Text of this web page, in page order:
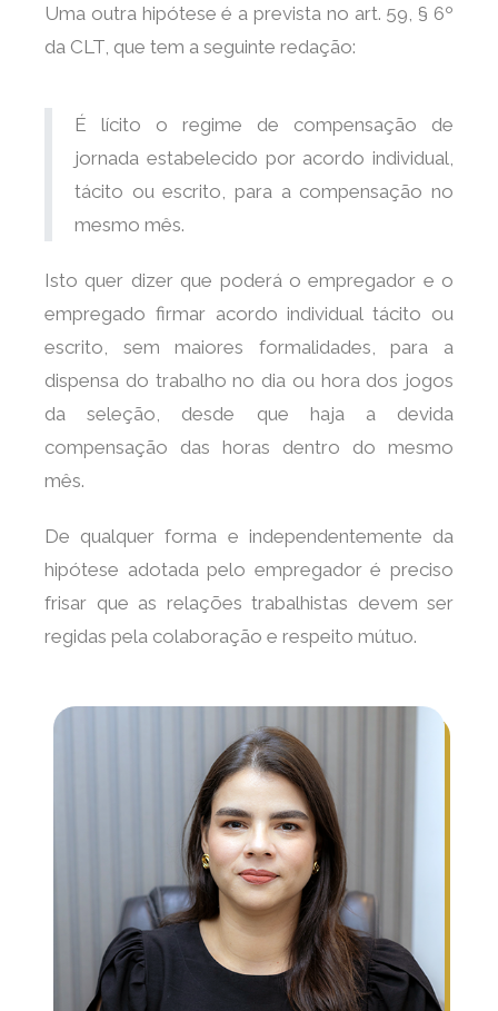
Uma outra hipótese é a prevista no art. 59, § 6º
da CLT, que tem a seguinte redação:
É lícito o regime de compensação de
jornada estabelecido por acordo individual,
tácito ou escrito, para a compensação no
mesmo mês.
Isto quer dizer que poderá o empregador e o
empregado firmar acordo individual tácito ou
escrito, sem maiores formalidades, para a
dispensa do trabalho no dia ou hora dos jogos
da seleção, desde que haja a devida
compensação das horas dentro do mesmo
mês.
De qualquer forma e independentemente da
hipótese adotada pelo empregador é preciso
frisar que as relações trabalhistas devem ser
regidas pela colaboração e respeito mútuo.